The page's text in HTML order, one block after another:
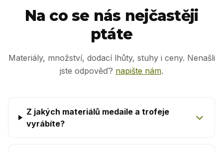
Na co se nás nejčastěji
ptáte
Materiály, množství, dodací lhůty, stuhy i ceny. Nenašli
jste odpověď? napište nám.
Z jakých materiálů medaile a trofeje
vyrábíte?